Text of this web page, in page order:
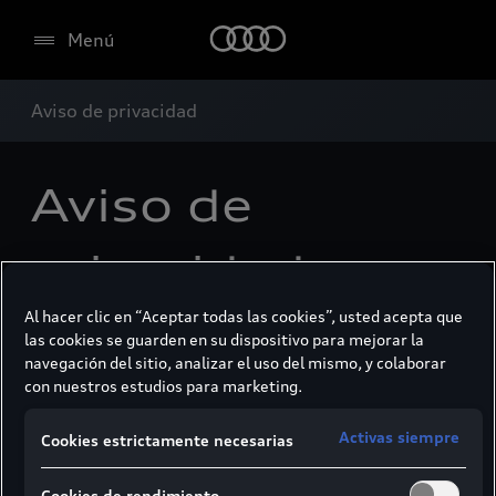
Menú
Aviso de privacidad
Aviso de
privacidad
Aviso de Privacidad Procedimiento para el
recopila y utiliza tus datos personales cuando
Al hacer clic en “Aceptar todas las cookies”, usted acepta que
las cookies se guarden en su dispositivo para mejorar la
navegación del sitio, analizar el uso del mismo, y colaborar
con nuestros estudios para marketing.
Cookies estrictamente necesarias Activas siempre